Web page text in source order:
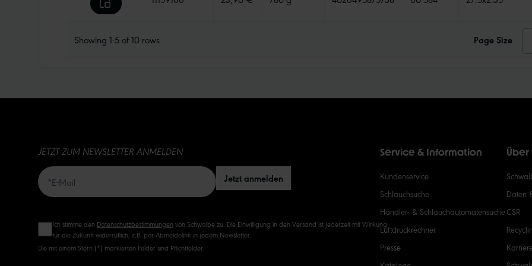
Showing 1-5of10 rows Page Size
JETZT ZUM NEWSLETTER ANMELDEN
Jetzt anmelden
Ich stimme den Datenschutzbestimmungen von Schwalbe zu. Die Einwilligung in den Versand ist jederzeit mit Wirkung
für die Zukunft widerruflich, z.B. per Abmeldelink in jedem Newsletter.
Die mit einem Stern (*) markierten Felder sind Pflichtfelder.
Service & Information
Kundenservice
Schlauchsuche
Händler- & Schlauchautomatensuche
Luftdruckrechner
Presse
Über
Daten
CSR